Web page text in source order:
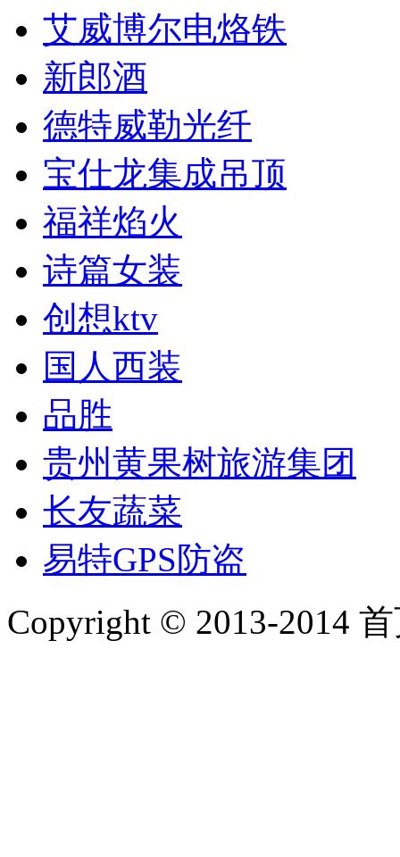
艾威博尔电烙铁
新郎酒
德特威勒光纤
宝仕龙集成吊顶
福祥焰火
诗篇女装
创想ktv
国人西装
品胜
贵州黄果树旅游集团
长友蔬菜
易特GPS防盗
Copyright © 2013-2014